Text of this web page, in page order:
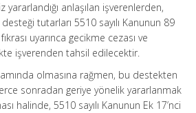
anlaşılan işverenlerden,
tutarları 5510 sayılı Kanunun 89
uyarınca gecikme cezası ve
işverenden tahsil edilecektir.
olmasına rağmen, bu destekten
sonradan geriye yönelik yararlanmak
halinde, 5510 sayılı Kanunun Ek 17’nci